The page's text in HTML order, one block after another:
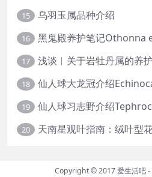
15 乌羽玉属品种介绍
16 黑鬼殿养护笔记Othonna
17 浅谈︱关于岩牡丹属的养护
18 仙人球大龙冠介绍
19 仙人球习志野介绍
20
Copyright © 2017爱生活吧-